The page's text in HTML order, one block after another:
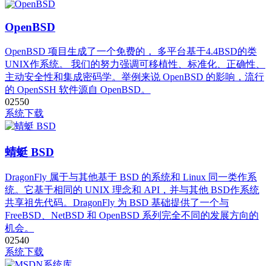
OpenBSD
OpenBSD 项目生成了一个免费的， 多平台基于4.4BSD的类
UNIX作系统。 我们的努力强调可移植性、标准化、正确性、
主动安全性和集成密码学。举例来说 OpenBSD 的影响，流行
的 OpenSSH 软件源自 OpenBSD。
02550
系统下载
蜻蜓 BSD
DragonFly 属于与其他基于 BSD 的系统和 Linux 同一类作系
统。它基于相同的 UNIX 理念和 API，并与其他 BSD作系统
共享祖先代码。DragonFly 为 BSD 基础提供了一个与
FreeBSD、NetBSD 和 OpenBSD 系列完全不同的发展方向的
机会。
02540
系统下载